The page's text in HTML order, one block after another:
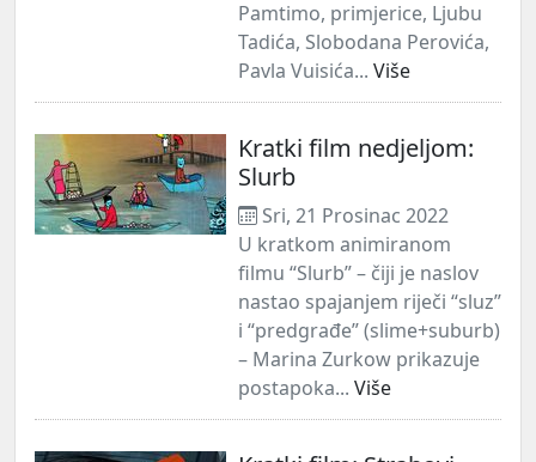
Pamtimo, primjerice, Ljubu
Tadića, Slobodana Perovića,
Pavla Vuisića... Više
Kratki film nedjeljom:
Slurb
Sri, 21 Prosinac 2022
U kratkom animiranom
filmu “Slurb” – čiji je naslov
nastao spajanjem riječi “sluz”
i “predgrađe” (slime+suburb)
– Marina Zurkow prikazuje
postapoka... Više